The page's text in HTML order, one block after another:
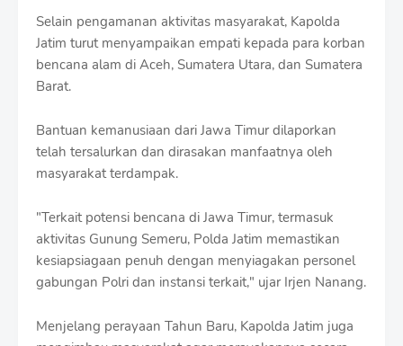
Selain pengamanan aktivitas masyarakat, Kapolda
Jatim turut menyampaikan empati kepada para korban
bencana alam di Aceh, Sumatera Utara, dan Sumatera
Barat.
Bantuan kemanusiaan dari Jawa Timur dilaporkan
telah tersalurkan dan dirasakan manfaatnya oleh
masyarakat terdampak.
"Terkait potensi bencana di Jawa Timur, termasuk
aktivitas Gunung Semeru, Polda Jatim memastikan
kesiapsiagaan penuh dengan menyiagakan personel
gabungan Polri dan instansi terkait," ujar Irjen Nanang.
Menjelang perayaan Tahun Baru, Kapolda Jatim juga